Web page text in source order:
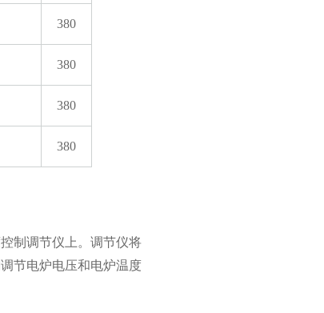
380
380
380
380
制调节仪上。调节仪将
节电炉电压和电炉温度